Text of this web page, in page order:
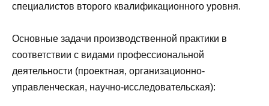
специалистов второго квалификационного уровня.
Основные задачи производственной практики в
соответствии с видами профессиональной
деятельности (проектная, организационно-
управленческая, научно-исследовательская):